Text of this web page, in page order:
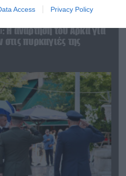
Access Privacy Policy
Η ανάρτηση του Αρκά για
πυρκαγιές της